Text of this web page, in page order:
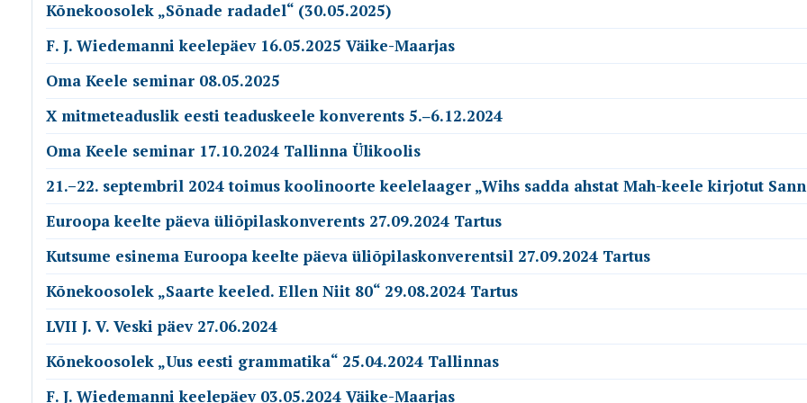
Kõnekoosolek „Sõnade radadel“ (30.05.2025)
F. J. Wiedemanni keelepäev 16.05.2025 Väike-Maarjas
Oma Keele seminar 08.05.2025
X mitmeteaduslik eesti teaduskeele konverents 5.‒6.12.2024
Oma Keele seminar 17.10.2024 Tallinna Ülikoolis
21.–22. septembril 2024 toimus koolinoorte keelelaager „Wihs sadda ahstat Mah-keele kirjotut
Euroopa keelte päeva üliõpilaskonverents 27.09.2024 Tartus
Kutsume esinema Euroopa keelte päeva üliõpilaskonverentsil 27.09.2024 Tartus
Kõnekoosolek „Saarte keeled. Ellen Niit 80“ 29.08.2024 Tartus
LVII J. V. Veski päev 27.06.2024
Kõnekoosolek „Uus eesti grammatika“ 25.04.2024 Tallinnas
F. J. Wiedemanni keelepäev 03.05.2024 Väike-Maarjas